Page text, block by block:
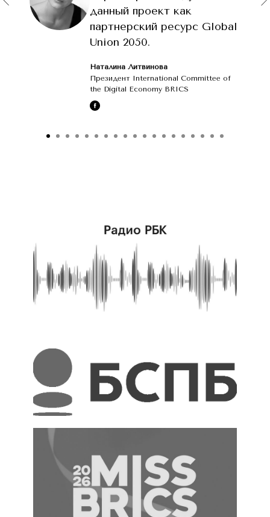
данный проект как
партнерский ресурс Global
Union 2050.
Наталина Литвинова
Президент International Committee of
the Digital Economy BRICS